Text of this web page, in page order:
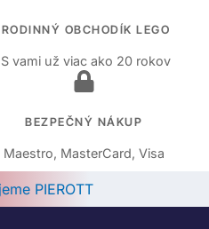
RODINNÝ OBCHODÍK LEGO
S vami už viac ako 20 rokov
BEZPEČNÝ NÁKUP
Maestro, MasterCard, Visa